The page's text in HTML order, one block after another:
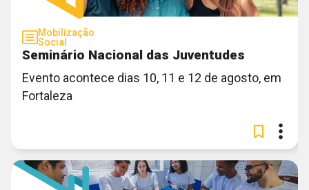
Mobilização
Social
Seminário Nacional das Juventudes
Evento acontece dias 10, 11 e 12 de agosto, em
Fortaleza